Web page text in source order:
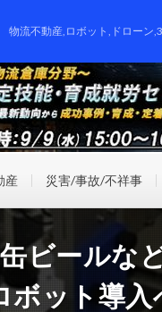
物流不動産,ロボット,ドローン
産 災害/事故/不祥事
ビールな
ボット導入